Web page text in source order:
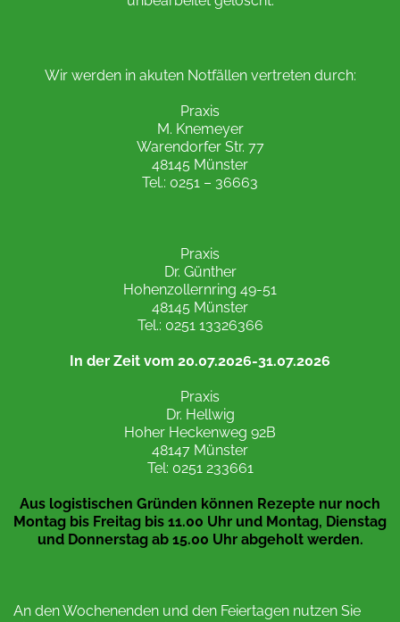
Wir werden in akuten Notfällen vertreten durch:
Praxis
M. Knemeyer
Warendorfer Str. 77
48145 Münster
Tel.: 0251 – 36663
Praxis
Dr. Günther
Hohenzollernring 49-51
48145 Münster
Tel.: 0251 13326366
In der Zeit vom 20.07.2026-31.07.2026
Praxis
Dr. Hellwig
Hoher Heckenweg 92B
48147 Münster
Tel: 0251 233661
Aus logistischen Gründen können Rezepte nur noch
Montag bis Freitag bis 11.00 Uhr und Montag, Dienstag
und Donnerstag ab 15.00 Uhr abgeholt werden.
An den Wochenenden und den Feiertagen nutzen Sie